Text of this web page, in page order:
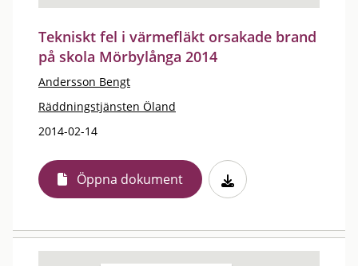
Tekniskt fel i värmefläkt orsakade brand
på skola Mörbylånga 2014
Andersson Bengt
Räddningstjänsten Öland
2014-02-14
Öppna dokument